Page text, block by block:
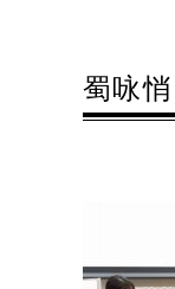
蜀咏